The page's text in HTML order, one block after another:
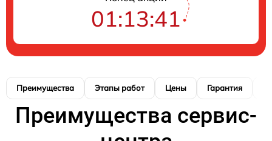
01:13:40
Преимущества Этапы работ Цены Гарантия
Преимущества сервис-